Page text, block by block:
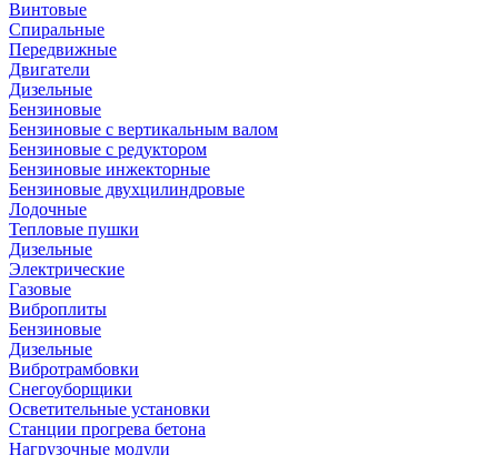
Винтовые
Спиральные
Передвижные
Двигатели
Дизельные
Бензиновые
Бензиновые с вертикальным валом
Бензиновые с редуктором
Бензиновые инжекторные
Бензиновые двухцилиндровые
Лодочные
Тепловые пушки
Дизельные
Электрические
Газовые
Виброплиты
Бензиновые
Дизельные
Вибротрамбовки
Снегоуборщики
Осветительные установки
Станции прогрева бетона
Нагрузочные модули